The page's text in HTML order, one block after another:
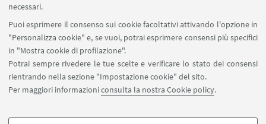
necessari.
Puoi esprimere il consenso sui cookie facoltativi attivando l'opzione in
"Personalizza cookie" e, se vuoi, potrai esprimere consensi più specifici
in "Mostra cookie di profilazione".
Potrai sempre rivedere le tue scelte e verificare lo stato dei consensi
rientrando nella sezione "Impostazione cookie" del sito.
Per maggiori informazioniconsulta la nostra Cookie policy.
Locandina
diretta streaming